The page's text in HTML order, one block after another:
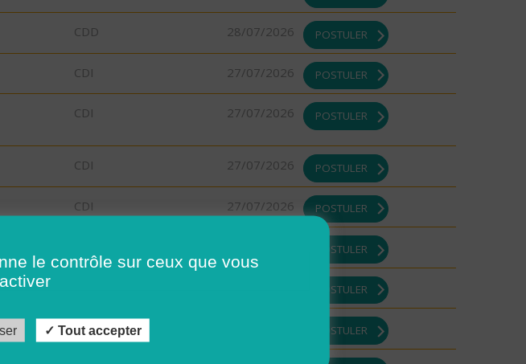
CDD 28/07/2026 POSTULER
CDI 27/07/2026 POSTULER
CDI 27/07/2026 POSTULER
CDI 27/07/2026 POSTULER
CDI 27/07/2026 POSTULER
POSTULER
POSTULER
CDI POSTULER
le contrôle sur ceux que vous
Tout accepter